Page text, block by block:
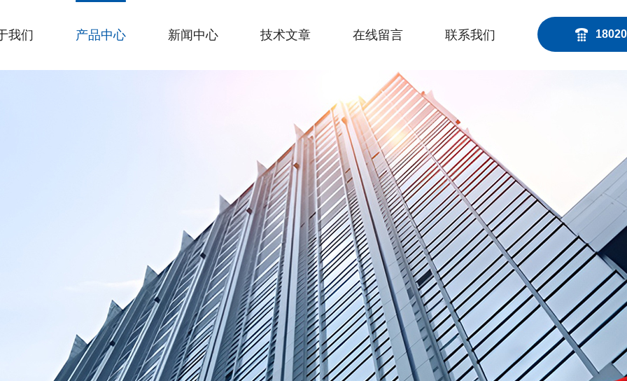
我们 产品中心 新闻中心 技术文章 在线留言 联系我们